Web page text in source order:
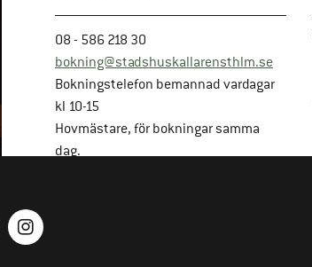
08 - 586 218 30
bokning@stadshuskallarensthlm.se
Bokningstelefon bemannad vardagar
kl 10-15
Hovmästare, för bokningar samma
dag.